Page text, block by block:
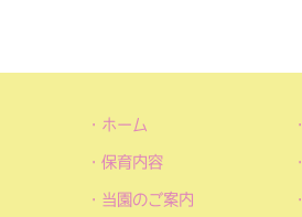
ホーム
保育内容
当園のご案内